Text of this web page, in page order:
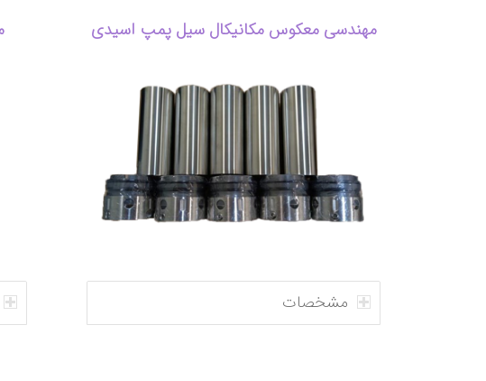
مهندسی معکوس مکانیکال سیل پمپ اسیدی
مشخصات